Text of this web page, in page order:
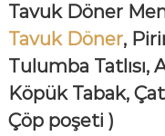
Tavuk Döner
Tavuk Döner,
Tulumba Tatlısı,
Köpük Tabak,
Çöp poşeti )